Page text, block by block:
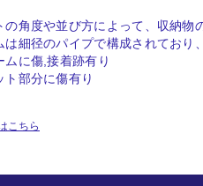
の角度や並び方によって、収納物
は細径のパイプで構成されており
に傷,接着跡有り
部分に傷有り
こちら